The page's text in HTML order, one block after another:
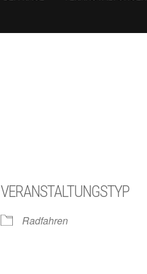
VERANSTALTUNGSTYP
Radfahren